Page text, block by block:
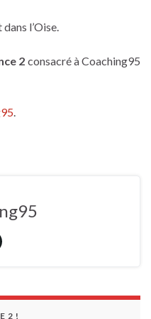
l’Oise.
2 consacré à Coaching95
.
2 !